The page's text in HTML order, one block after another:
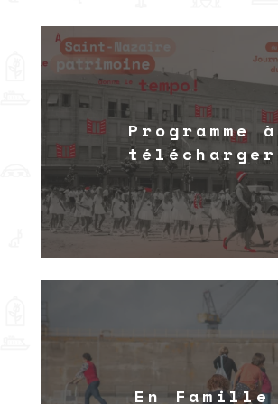
Programme à
télécharger
En Famille